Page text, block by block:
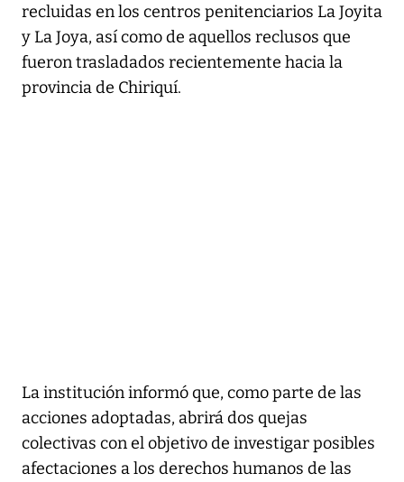
recluidas en los centros penitenciarios La Joyita
y La Joya, así como de aquellos reclusos que
fueron trasladados recientemente hacia la
provincia de Chiriquí.
La institución informó que, como parte de las
acciones adoptadas, abrirá dos quejas
colectivas con el objetivo de investigar posibles
afectaciones a los derechos humanos de las